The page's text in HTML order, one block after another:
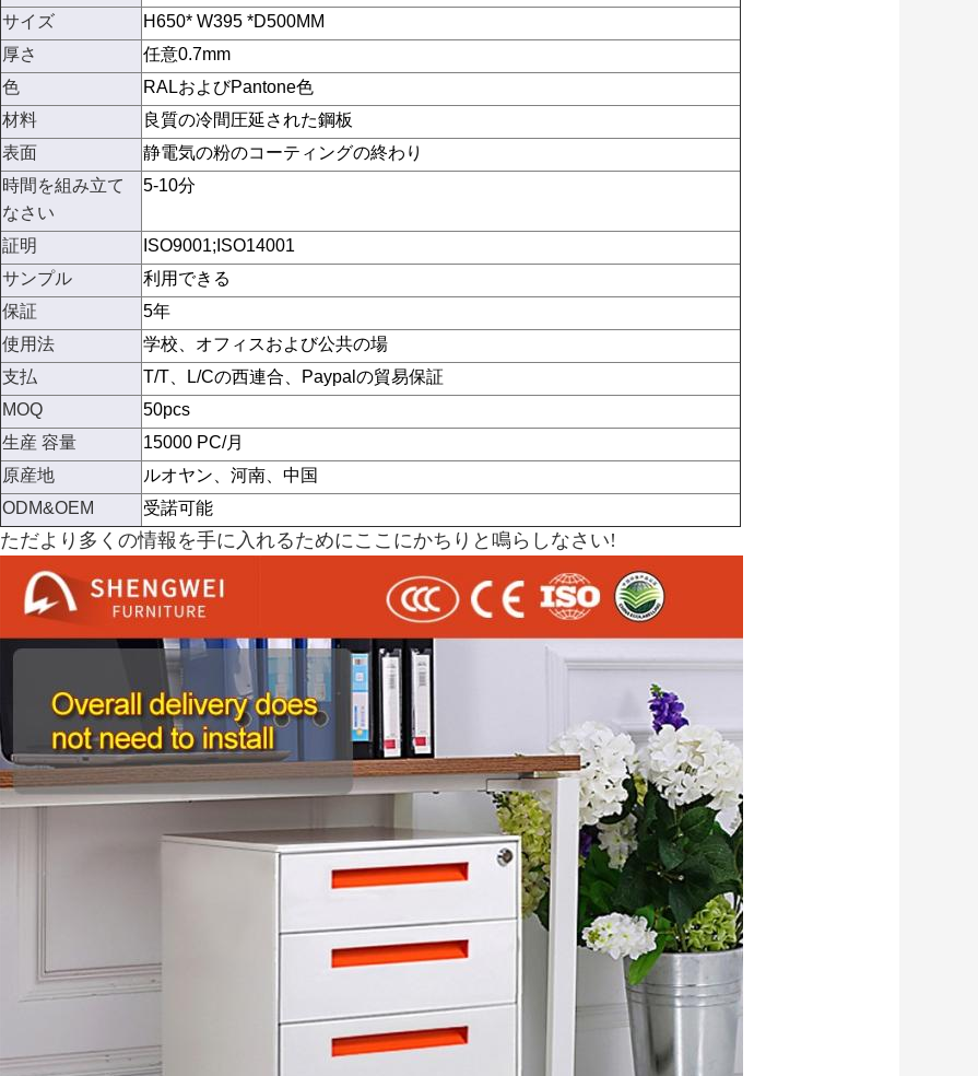
サイズ
H650* W395 *D500MM
厚さ
任意0.7mm
色
RALおよびPantone色
材料
良質の冷間圧延された鋼板
表面
静電気の粉のコーティングの終わり
時間を組み立て
なさい
5-10分
証明
ISO9001;ISO14001
サンプル
利用できる
保証
5年
使用法
学校、オフィスおよび公共の場
支払
T/T、L/Cの西連合、Paypalの貿易保証
MOQ
50pcs
生産 容量
15000 PC/月
原産地
ルオヤン、河南、中国
ODM&OEM
受諾可能
ただより多くの情報を手に入れるためにここにかちりと鳴らしなさい!